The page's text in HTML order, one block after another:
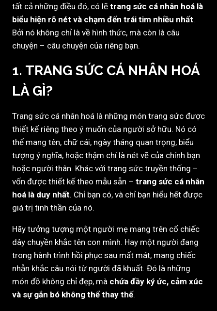
tất cả những điều đó, có lẽ trang sức cá nhân hoá là
biểu hiện rõ nét và chạm đến trái tim nhiều nhất.
Bởi nó không chỉ là về hình thức, mà còn là câu
chuyện – câu chuyện của riêng bạn.
1. TRANG SỨC CÁ NHÂN HOÁ
LÀ GÌ?
Trang sức cá nhân hoá là những món trang sức được
thiết kế riêng theo ý muốn của người sở hữu. Nó có
thể mang tên, chữ cái, ngày tháng quan trọng, biểu
tượng ý nghĩa, hoặc thậm chí là nét vẽ của chính bạn
hoặc người thân. Khác với trang sức truyền thống –
vốn được thiết kế theo mẫu sẵn – trang sức cá nhân
hoá là duy nhất. Chỉ bạn có, và chỉ bạn hiểu hết được
giá trị tinh thần của nó.
Hãy tưởng tượng một người mẹ mang trên cổ chiếc
dây chuyền khắc tên con mình. Hay một người đang
trong hành trình hồi phục sau mất mát, mang chiếc
nhẫn khắc câu nói từ người đã khuất. Đó là những
món đồ không chỉ đẹp, mà chứa đầy ký ức, cảm xúc
và sự gắn bó không thể thay thế.